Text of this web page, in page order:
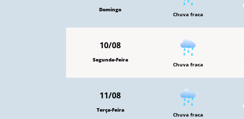
Domingo
Chuva fraca
10/08
Segunda-Feira
Chuva fraca
11/08
Terça-Feira
Chuva fraca